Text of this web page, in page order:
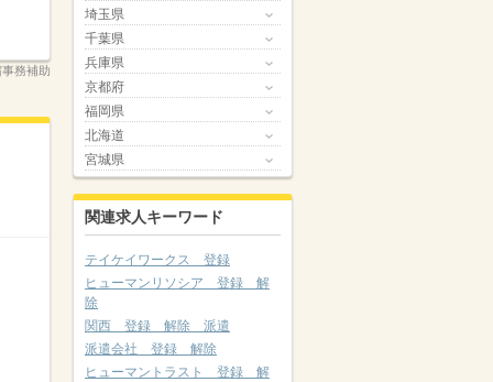
務補助
埼玉県
千葉県
兵庫県
京都府
福岡県
北海道
宮城県
関連求人キーワード
テイケイワークス 登録
ヒューマンリソシア 登録 解
除
関西 登録 解除 派遣
派遣会社 登録 解除
ヒューマントラスト 登録 解